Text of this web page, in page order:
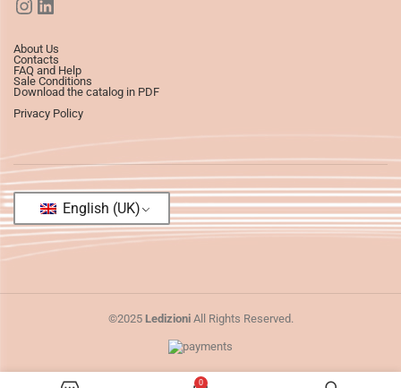
About Us
Contacts
FAQ and Help
Sale Conditions
Download the catalog in PDF
Privacy Policy
English (UK)
©2025 LedizioniAll Rights Reserved.
0